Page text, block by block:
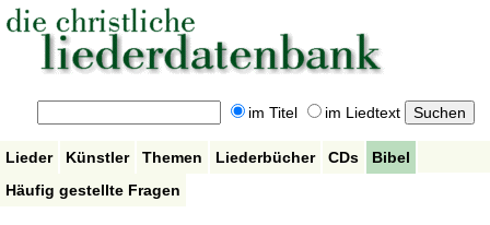
im Titel im Liedtext
Lieder Künstler Themen Liederbücher CDs
Bibel
Häufig gestellte Fragen